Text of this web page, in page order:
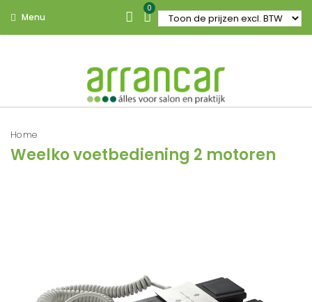
Menu
0
Home
Weelko voetbediening 2 motoren